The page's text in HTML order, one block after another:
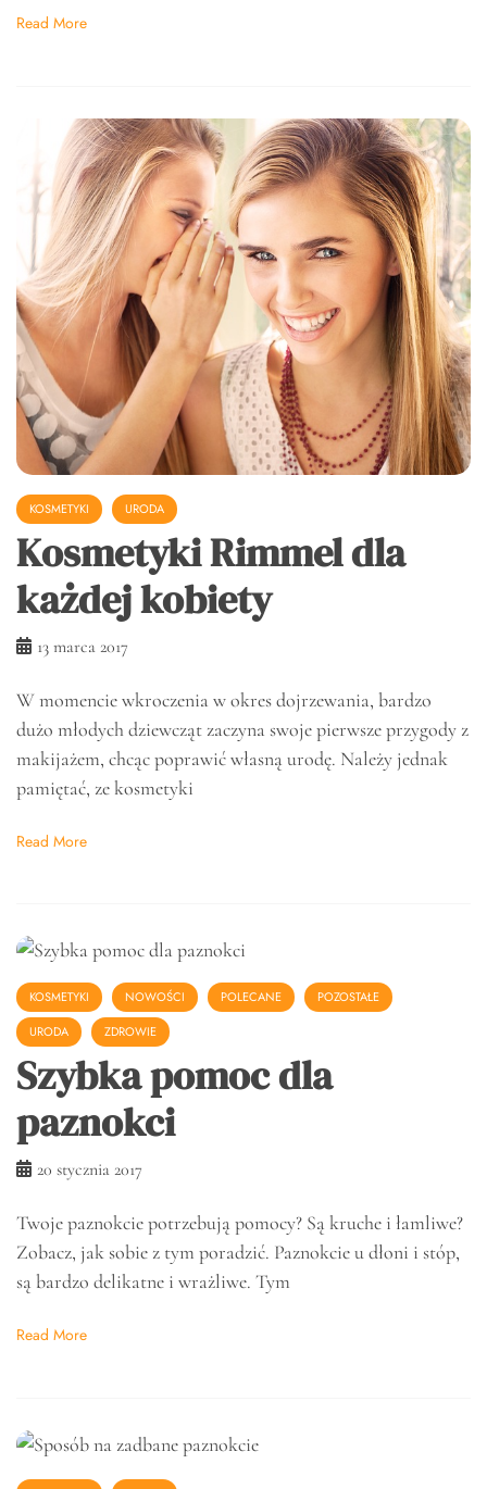
Read More
KOSMETYKI URODA
Kosmetyki Rimmel dla
każdej kobiety
13 marca 2017
W momencie wkroczenia w okres dojrzewania, bardzo
dużo młodych dziewcząt zaczyna swoje pierwsze przygody z
makijażem, chcąc poprawić własną urodę. Należy jednak
pamiętać, ze kosmetyki
Read More
KOSMETYKI NOWOŚCI POLECANE
POZOSTAŁE
URODA
ZDROWIE
Szybka pomoc dla
paznokci
20 stycznia 2017
Twoje paznokcie potrzebują pomocy? Są kruche i łamliwe?
Zobacz, jak sobie z tym poradzić. Paznokcie u dłoni i stóp,
są bardzo delikatne i wrażliwe. Tym
Read More